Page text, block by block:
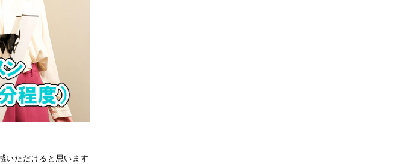
アークアクターズアカデミーについて
いただけると思います